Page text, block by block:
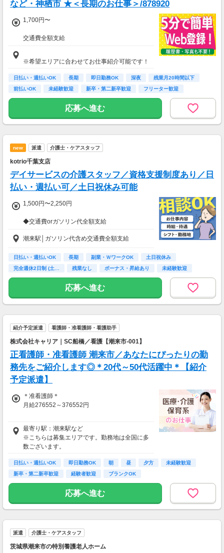
など・神栖市 ★＜長期のお仕事＞/878920
1,700円〜
交通費全額支給
即払い制度有
※希望エリアに合わせてお仕事紹介可能です！
日払い・週払いOK 長期 即日勤務OK 深夜
残業月20時間以下
前払いOK
未経験歓迎 新卒・第二新卒歓迎 フリーター歓迎
応募へ進む
new 派遣 介護士・ケアスタッフ
kotrio千葉支店
デイサービスの介護スタッフ／資格支援制度あり／日
払い・週払い可／土日祝休み可能
1,500円〜2,250円
◆交通費orガソリン代全額支給
◆各種社会保険完備
◆日払い・週払い制度（各規定有）
急な出費にあんしんの制度です。
スマホからかんたんに申請が出来ます！
潮来駅│ガソリン代含め交通費全額支給
日払い・週払いOK 長期 副業・ＷワークOK
土日祝休み
完全週休2日制 (土…
残業なし ボーナス・昇給あり
未経験歓迎
主婦(夫)歓迎
応募へ進む
紹介予定派遣 看護師・准看護師・看護助手
株式会社キャリア｜SC船橋／看護【潮来市-001】
正看護師・准看護師 潮来市／あなたにぴったりの勤
務先をご紹介します◎＊20代～50代活躍中＊【紹介
予定派遣】
＊准看護師＊
月給276552～376552円
＊正看護師＊
月給291108～391108円
最寄り駅：潮来駅など
※こちらは募集エリアです。勤務地は全国に多
数ございます。
日払い・週払いOK 即日勤務OK 朝 昼 夕方
未経験歓迎
新卒・第二新卒歓迎
経験者歓迎 ブランクOK
応募へ進む
派遣 介護士・ケアスタッフ
茨城県潮来市の特別養護老人ホーム